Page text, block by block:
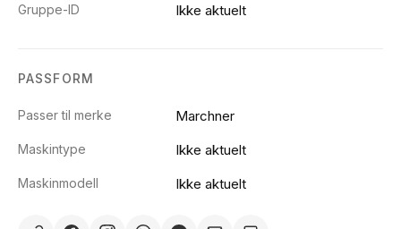
Gruppe-ID Ikke aktuelt
PASSFORM
Passer til merke Marchner
Maskintype Ikke aktuelt
Maskinmodell Ikke aktuelt